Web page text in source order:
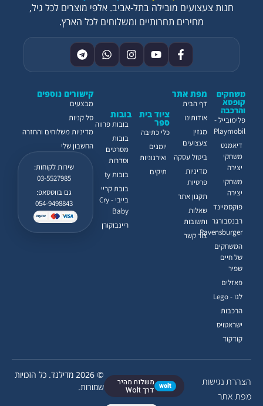
הצהרת נגישות
מפת אתר
wolt משלוח מהיר
דרך Wolt
© 2026 מדילנד. כל הזכויות
שמורות.
קישורים נוספים
מבצעים
סל קניות
מדיניות משלוחים והחזרה
החשבון שלי
שירות לקוחות:
03-5527985
גם בווטסאפ:
054-9498843
ציוד בית
ספר
כלי כתיבה
יומנים
ואירגוניות
תיקים
בובות
בובות פרווה
בובות
מסרטים
וסדרות
בובות ty
בובת קריי
בייבי - Cry
Baby
ריינבוקורן
משחקים
קופסא
והרכבה
פלימובייל -
Playmobil
דיאמנט
משחקי
יצירה
משחקי
יצירה
פוקסמיינד
רבנסבורגר
Ravensburger
המשחקים
של חיים
שפיר
פאזלים
לגו - Lego
הרכבות
ישראטויס
קודקוד
מפת אתר
דף הבית
אודותינו
מגזין
צעצועים
ביטול עסקה
מדיניות
פרטיות
תקנון אתר
שאלות
ותשובות
צור קשר
חנות צעצועים מובילה בתל-אביב. אלפי מוצרים לכל גיל,
מחירים תחרותיים ומשלוחים לכל הארץ.